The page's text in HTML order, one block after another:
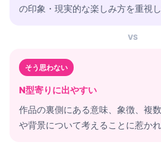
の印象・現実的な楽しみ方を重視
VS
そう思わない
N型寄りに出やすい
作品の裏側にある意味、象徴、複
や背景について考えることに惹か